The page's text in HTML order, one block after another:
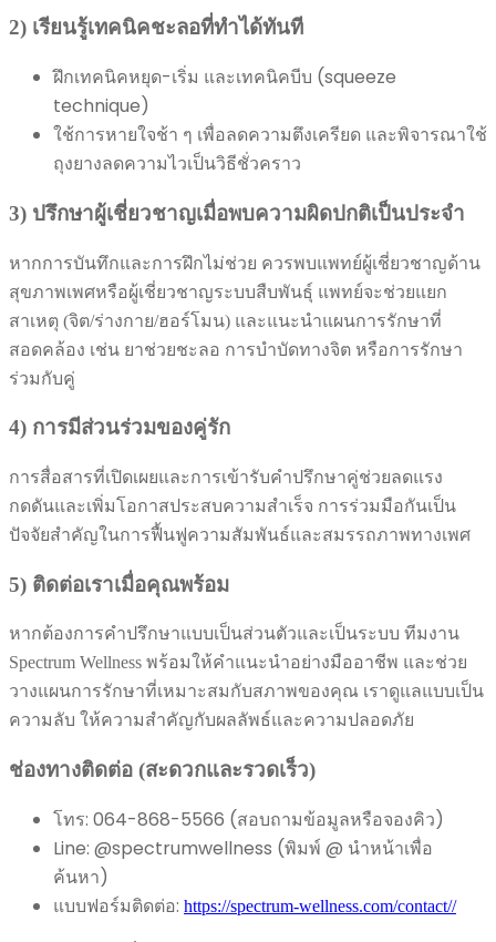
2) เรียนรู้เทคนิคชะลอที่ทำได้ทันที
ฝึกเทคนิคหยุด-เริ่ม และเทคนิคบีบ (squeeze
technique)
ใช้การหายใจช้า ๆ เพื่อลดความตึงเครียด และพิจารณาใช้
ถุงยางลดความไวเป็นวิธีชั่วคราว
3) ปรึกษาผู้เชี่ยวชาญเมื่อพบความผิดปกติเป็นประจำ
หากการบันทึกและการฝึกไม่ช่วย ควรพบแพทย์ผู้เชี่ยวชาญด้าน
สุขภาพเพศหรือผู้เชี่ยวชาญระบบสืบพันธุ์ แพทย์จะช่วยแยก
สาเหตุ (จิต/ร่างกาย/ฮอร์โมน) และแนะนำแผนการรักษาที่
สอดคล้อง เช่น ยาช่วยชะลอ การบำบัดทางจิต หรือการรักษา
ร่วมกับคู่
4) การมีส่วนร่วมของคู่รัก
การสื่อสารที่เปิดเผยและการเข้ารับคำปรึกษาคู่ช่วยลดแรง
กดดันและเพิ่มโอกาสประสบความสำเร็จ การร่วมมือกันเป็น
ปัจจัยสำคัญในการฟื้นฟูความสัมพันธ์และสมรรถภาพทางเพศ
5) ติดต่อเราเมื่อคุณพร้อม
หากต้องการคำปรึกษาแบบเป็นส่วนตัวและเป็นระบบ ทีมงาน
Spectrum Wellness พร้อมให้คำแนะนำอย่างมืออาชีพ และช่วย
วางแผนการรักษาที่เหมาะสมกับสภาพของคุณ เราดูแลแบบเป็น
ความลับ ให้ความสำคัญกับผลลัพธ์และความปลอดภัย
ช่องทางติดต่อ (สะดวกและรวดเร็ว)
โทร: 064-868-5566 (สอบถามข้อมูลหรือจองคิว)
Line: @spectrumwellness (พิมพ์ @ นำหน้าเพื่อ
ค้นหา)
แบบฟอร์มติดต่อ: https://spectrum-wellness.com/contact//